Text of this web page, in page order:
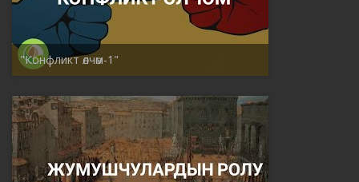
"Конфликт өлчөм-1"